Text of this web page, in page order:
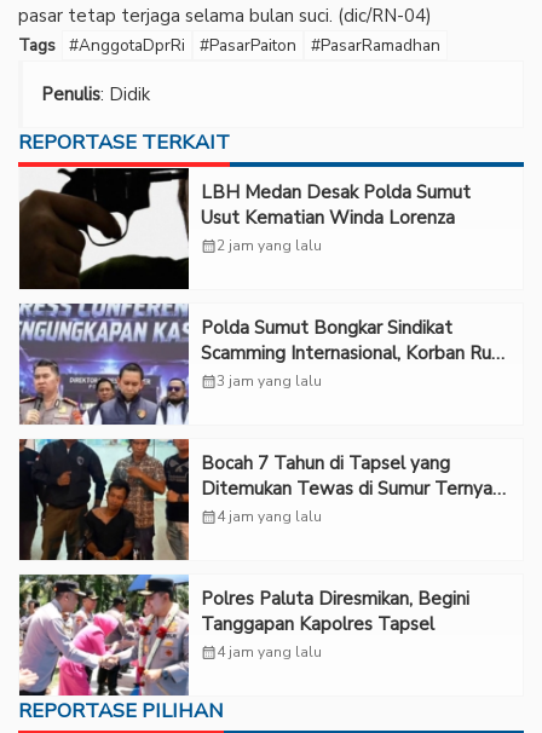
pasar tetap terjaga selama bulan suci. (dic/RN-04)
Tags #AnggotaDprRi #PasarPaiton #PasarRamadhan
Penulis: Didik
REPORTASE TERKAIT
LBH Medan Desak Polda Sumut
Usut Kematian Winda Lorenza
calendar_month2 jam yang lalu
Polda Sumut Bongkar Sindikat
Scamming Internasional, Korban Rugi
Rp6,7 Miliar
calendar_month3 jam yang lalu
Bocah 7 Tahun di Tapsel yang
Ditemukan Tewas di Sumur Ternyata
Korban Kekerasan Seksual
calendar_month4 jam yang lalu
Polres Paluta Diresmikan, Begini
Tanggapan Kapolres Tapsel
calendar_month4 jam yang lalu
REPORTASE PILIHAN